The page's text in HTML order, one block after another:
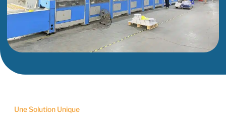
Une Solution Unique